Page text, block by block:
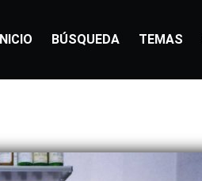
BÚSQUEDA TEMAS